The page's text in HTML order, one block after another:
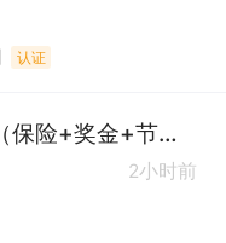
认证
【阜南】德邦三轮车快递员（保险+奖金+节日福利）
2小时前